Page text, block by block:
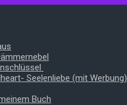
Seelenliebe (mit Werbung)
Buch